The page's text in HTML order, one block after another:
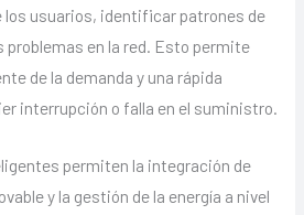
los usuarios, identificar patrones de
problemas en la red. Esto permite
de la demanda y una rápida
interrupción o falla en el suministro.
permiten la integración de
y la gestión de la energía a nivel